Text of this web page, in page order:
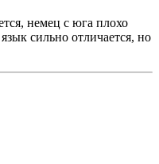
немец с юга плохо
сильно отличается, но